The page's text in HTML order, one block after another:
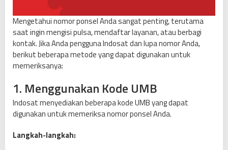
Mengetahui nomor ponsel Anda sangat penting, terutama
saat ingin mengisi pulsa, mendaftar layanan, atau berbagi
kontak. Jika Anda pengguna Indosat dan lupa nomor Anda,
berikut beberapa metode yang dapat digunakan untuk
memeriksanya:
1. Menggunakan Kode UMB
Indosat menyediakan beberapa kode UMB yang dapat
digunakan untuk memeriksa nomor ponsel Anda.
Langkah-langkah: